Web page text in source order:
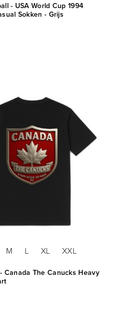
- USA World Cup 1994
Sokken - Grijs
M L XL XXL
- Canada The Canucks Heavy